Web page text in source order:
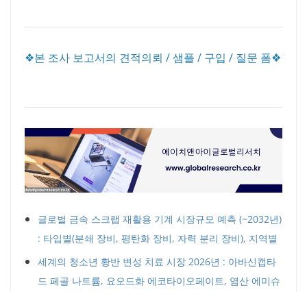
❖본 조사 보고서의 견적의뢰 / 샘플 / 구입 / 질문 폼❖
글로벌 금속 스크랩 재활용 기계 시장규모 예측 (~2032년)
: 타입별(분쇄 장비, 평탄화 장비, 자력 분리 장비), 지역별
세계의 청소년 황반 변성 치료 시장 2026년 : 아바신캡타
드 페골 나트륨, 요오드화 에코타이오페이트, 염산 에미슈